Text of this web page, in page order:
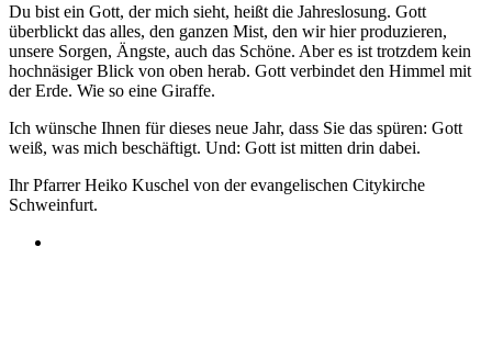
Du bist ein Gott, der mich sieht, heißt die Jahreslosung. Gott
überblickt das alles, den ganzen Mist, den wir hier produzieren,
unsere Sorgen, Ängste, auch das Schöne. Aber es ist trotzdem kein
hochnäsiger Blick von oben herab. Gott verbindet den Himmel mit
der Erde. Wie so eine Giraffe.
Ich wünsche Ihnen für dieses neue Jahr, dass Sie das spüren: Gott
weiß, was mich beschäftigt. Und: Gott ist mitten drin dabei.
Ihr Pfarrer Heiko Kuschel von der evangelischen Citykirche
Schweinfurt.